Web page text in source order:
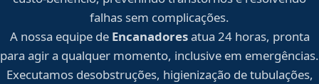
falhas sem complicações.
A nossa equipe de Encanadoresatua 24 horas, pronta
para agir a qualquer momento, inclusive em emergências.
Executamos desobstruções, higienização de tubulações,